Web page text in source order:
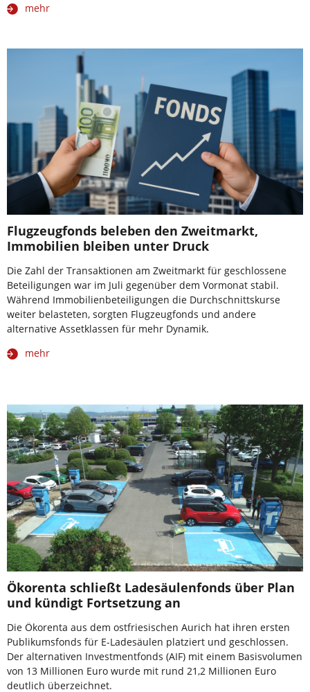
mehr
Flugzeugfonds beleben den Zweitmarkt,
Immobilien bleiben unter Druck
Die Zahl der Transaktionen am Zweitmarkt für geschlossene
Beteiligungen war im Juli gegenüber dem Vormonat stabil.
Während Immobilienbeteiligungen die Durchschnittskurse
weiter belasteten, sorgten Flugzeugfonds und andere
alternative Assetklassen für mehr Dynamik.
mehr
Ökorenta schließt Ladesäulenfonds über Plan
und kündigt Fortsetzung an
Die Ökorenta aus dem ostfriesischen Aurich hat ihren ersten
Publikumsfonds für E-Ladesäulen platziert und geschlossen.
Der alternativen Investmentfonds (AIF) mit einem Basisvolumen
von 13 Millionen Euro wurde mit rund 21,2 Millionen Euro
deutlich überzeichnet.